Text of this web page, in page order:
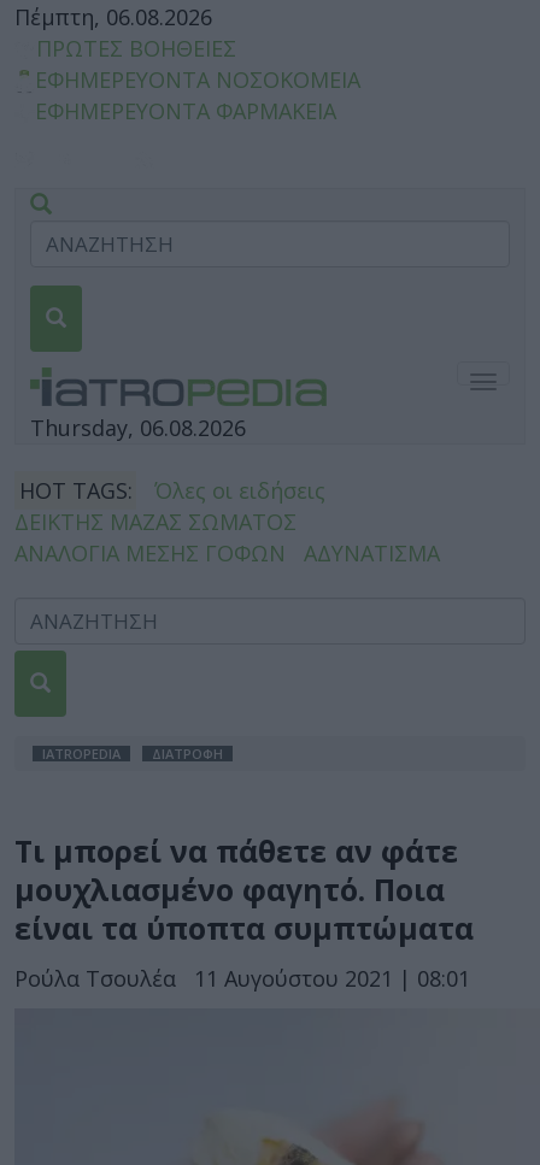
Πέμπτη, 06.08.2026
ΠΡΩΤΕΣ ΒΟΗΘΕΙΕΣ
ΕΦΗΜΕΡΕΥΟΝΤΑ ΝΟΣΟΚΟΜΕΙΑ
ΕΦΗΜΕΡΕΥΟΝΤΑ ΦΑΡΜΑΚΕΙΑ
Thursday, 06.08.2026
HOT TAGS:
Όλες οι ειδήσεις
ΔΕΙΚΤΗΣ ΜΑΖΑΣ ΣΩΜΑΤΟΣ
ΑΝΑΛΟΓΙΑ ΜΕΣΗΣ ΓΟΦΩΝ
ΑΔΥΝΑΤΙΣΜΑ
IATROPEDIA ΔΙΑΤΡΟΦΗ
Τι μπορεί να πάθετε αν φάτε
μουχλιασμένο φαγητό. Ποια
είναι τα ύποπτα συμπτώματα
Ρούλα Τσουλέα 11 Αυγούστου 2021 | 08:01